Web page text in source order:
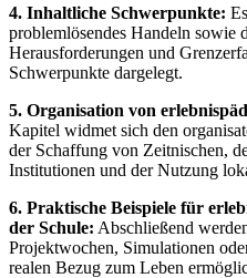
4. Inhaltliche Schwerpunkte:
problemlösendes Handeln sowie
Herausforderungen und
Schwerpunkte dargelegt.
5. Organisation von
Kapitel widmet sich den
der Schaffung von Zeitnischen,
Institutionen und der Nutzung
6. Praktische Beispiele für
der Schule: Abschließend
Projektwochen, Simulationen
realen Bezug zum Leben